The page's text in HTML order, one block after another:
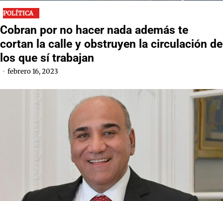
POLÍTICA
Cobran por no hacer nada además te
cortan la calle y obstruyen la circulación de
los que sí trabajan
febrero 16, 2023